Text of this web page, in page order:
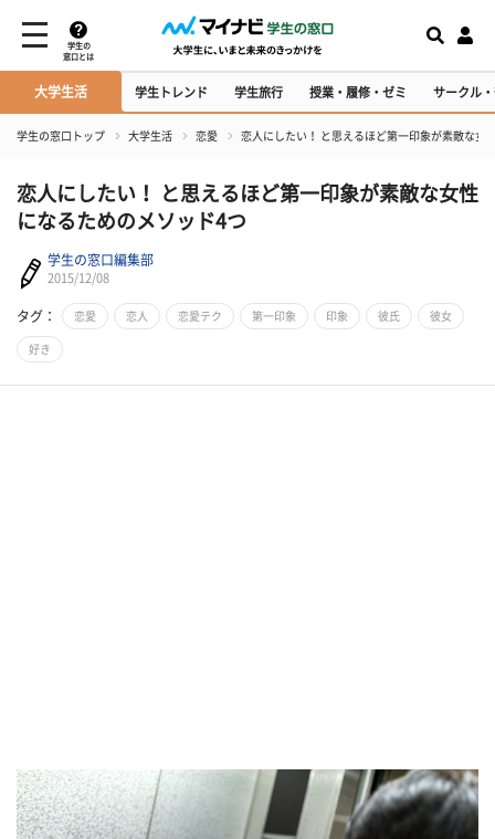
学生の
窓口とは
大学生活 学生トレンド 学生旅行 授業・履修・ゼミ サークル
学生の窓口トップ 大学生活 恋愛 恋人にしたい！ と思えるほど第一印象が素敵な女
恋人にしたい！ と思えるほど第一印象が素敵な女性
になるためのメソッド4つ
学生の窓口編集部
2015/12/08
タグ： 恋愛 恋人 恋愛テク 第一印象 印象 彼氏 彼女
好き